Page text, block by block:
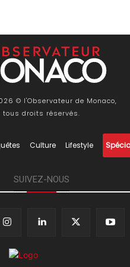
© l'Observateur de Monaco,
tous droits réservés.
Culture Lifestyle
SUIVEZ-NOUS